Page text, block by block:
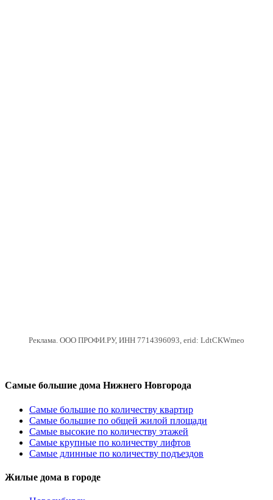
Реклама. ООО ПРОФИ.РУ, ИНН 7714396093, erid: LdtCKWmeo
Самые большие дома Нижнего Новгорода
Самые большие по количеству квартир
Самые большие по общей жилой площади
Самые высокие по количеству этажей
Самые крупные по количеству лифтов
Самые длинные по количеству подъездов
Жилые дома в городе